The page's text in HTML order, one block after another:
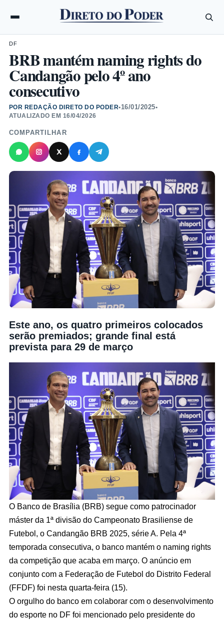
DF
BRB mantém naming rights do
Candangão pelo 4º ano
consecutivo
POR REDAÇÃO DIRETO DO PODER•16/01/2025•
ATUALIZADO EM 16/04/2026
COMPARTILHAR
Este ano, os quatro primeiros colocados
serão premiados; grande final está
prevista para 29 de março
O Banco de Brasília (BRB) segue como patrocinador
máster da 1ª divisão do Campeonato Brasiliense de
Futebol, o Candangão BRB 2025, série A. Pela 4ª
temporada consecutiva, o banco mantém o naming rights
da competição que acaba em março. O anúncio em
conjunto com a Federação de Futebol do Distrito Federal
(FFDF) foi nesta quarta-feira (15).
O orgulho do banco em colaborar com o desenvolvimento
do esporte no DF foi mencionado pelo presidente do